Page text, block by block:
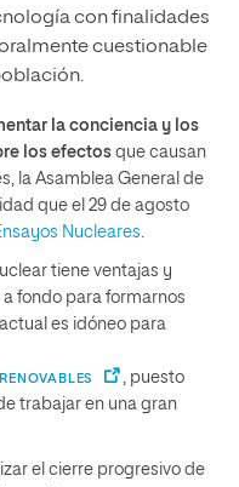
con finalidades
cuestionable
la conciencia y los
los efectos que causan
la Asamblea General de
que el 29 de agosto
Nucleares.
tiene ventajas y
fondo para formarnos
es idóneo para
, puesto
trabajar en una gran
el cierre progresivo de